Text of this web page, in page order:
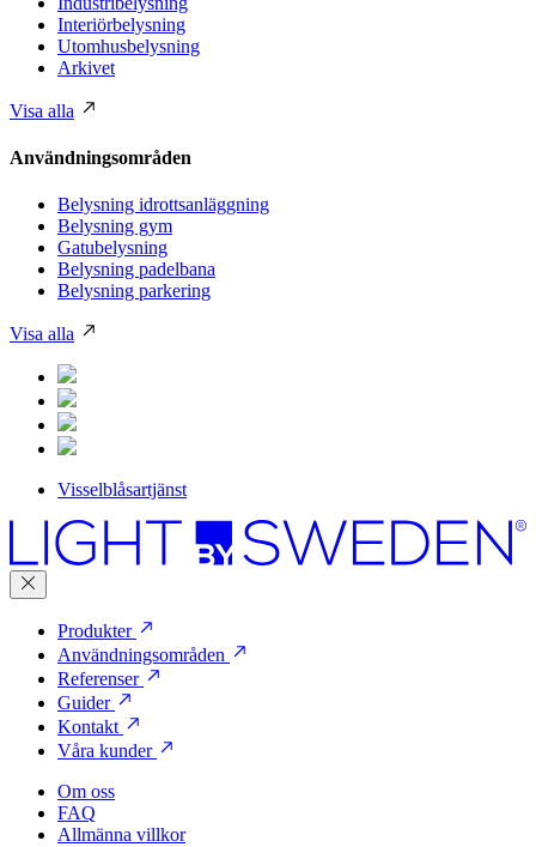
Interiörbelysning
Utomhusbelysning
Arkivet
Visa alla
Användningsområden
Belysning idrottsanläggning
Belysning gym
Gatubelysning
Belysning padelbana
Belysning parkering
Visa alla
Visselblåsartjänst
Produkter
Användningsområden
Referenser
Guider
Kontakt
Våra kunder
Om oss
FAQ
Allmänna villkor